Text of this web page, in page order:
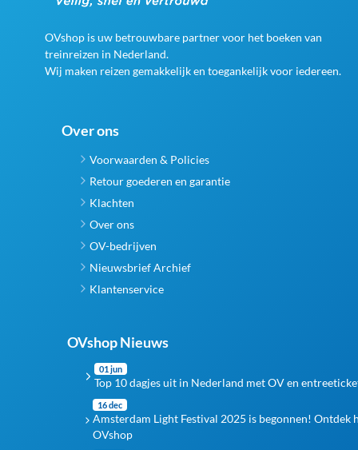
worden
de
OVshop is uw betrouwbare partner voor het boeken van
treinreizen in Nederland.
Wij maken reizen gemakkelijk en toegankelijk voor iedereen.
Over ons
Voorwaarden & Policies
Retour goederen en garantie
Klachten
Over ons
OV-bedrijven
Nieuwsbrief Archief
Klantenservice
OVshop Nieuws
01 jun
Top 10 dagjes uit in Nederland met OV en
16 dec
Amsterdam Light Festival 2025 is begonnen! Ontdek
OVshop